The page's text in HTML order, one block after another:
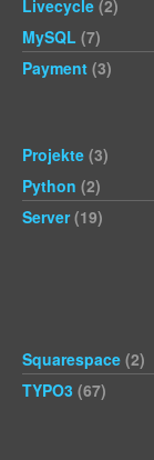
Livecycle (2)
MySQL (7)
Payment (3)
Projekte (3)
Python (2)
Server(19)
Squarespace (2)
TYPO3 (67)